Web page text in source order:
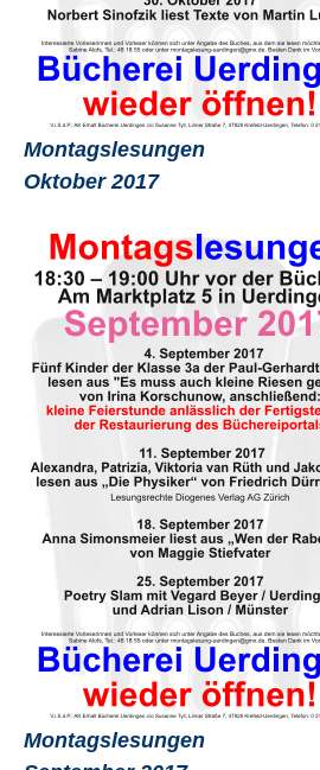
Montagslesungen
Oktober 2017
Montagslesungen